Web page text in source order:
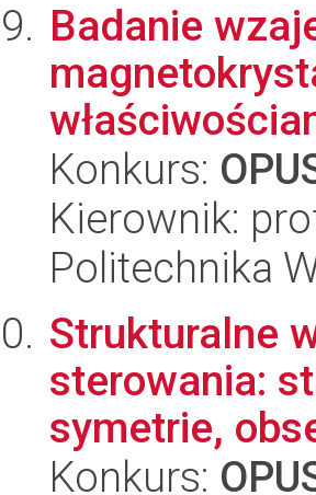
Badanie
Konkurs:
Kierownik:
Politechnika
Strukturalne
sterowania:
symetrie,
Konkurs: